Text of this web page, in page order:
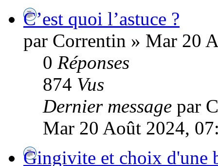
C’est quoi l’astuce ?
par Correntin » Mar 20
0 Réponses
874 Vus
Dernier message par
Mar 20 Août 2024,
Gingivite et choix d'une